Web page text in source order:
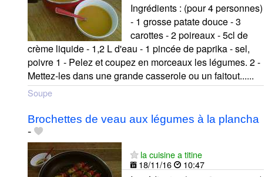
Ingrédients : (pour 4 personnes)
- 1 grosse patate douce - 3
carottes - 2 poireaux - 5cl de
crème liquide - 1,2 L d'eau - 1 pincée de paprika - sel,
poivre 1 - Pelez et coupez en morceaux les légumes. 2 -
Mettez-les dans une grande casserole ou un faitout......
Soupe
Brochettes de veau aux légumes à la plancha
-
la cuisine a titine
18/11/16
10:47